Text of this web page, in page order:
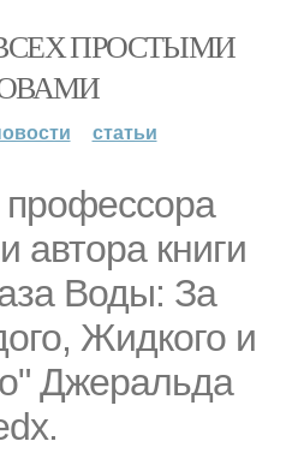
ПРОСТЫМИ
статьи
автора книги
Воды: За
Жидкого и
Джеральда